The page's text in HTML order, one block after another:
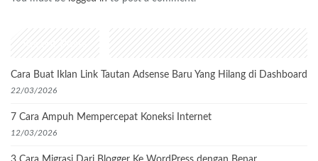
Recent Posts
Cara Buat Iklan Link Tautan Adsense Baru Yang Hilang di Dashboard
22/03/2026
7 Cara Ampuh Mempercepat Koneksi Internet
12/03/2026